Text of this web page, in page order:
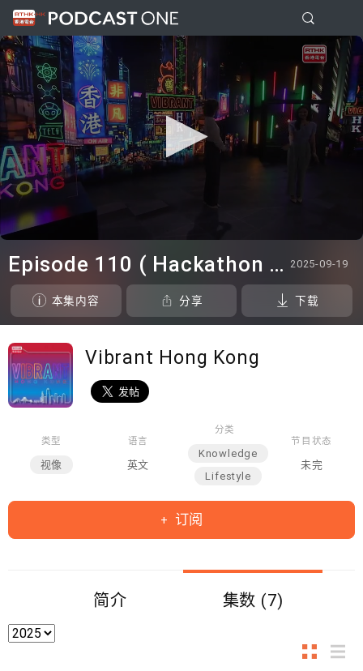
seconds
of
46
minutes,
seconds
Episode 110 ( Hackathon / Astronaut Trainee / Undercover Underworld / ICH Series ) 2025-09-19
本集内容 分享 下载
Vibrant Hong Kong
类型
视像
语言
英文
分类
Knowledge
Lifestyle
节目状态
未完
订阅
简介 集数 (7)